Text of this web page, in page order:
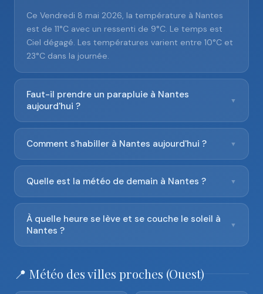
Ce Vendredi 8 mai 2026, la température à Nantes
est de 11°C avec un ressenti de 9°C. Le temps est
Ciel dégagé. Les températures varient entre 10°C et
23°C dans la journée.
Faut-il prendre un parapluie à Nantes
aujourd'hui ?
▼
Comment s'habiller à Nantes aujourd'hui ? ▼
Quelle est la météo de demain à Nantes ? ▼
À quelle heure se lève et se couche le soleil à
Nantes ?
▼
📍 Météo des villes proches (Ouest)